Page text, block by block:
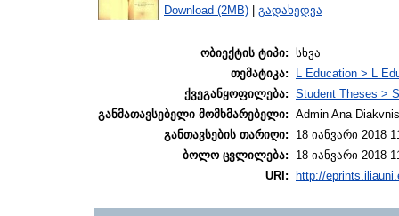
Download (2MB) | გადახედვა
ობიექტის ტიპი: სხვა
თემატიკა:
L Education > L
ქვეგანყოფილება: Student Theses >
განმათავსებელი მომხმარებელი: Admin Ana
განთავსების თარიღი:
18 იანვარი 2018
ბოლო ცვლილება:
18 იანვარი 2018
URI:
http://